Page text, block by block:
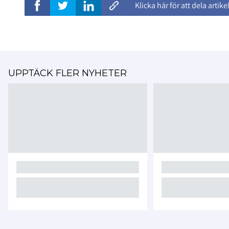
Klicka här för att dela
UPPTÄCK FLER NYHETER